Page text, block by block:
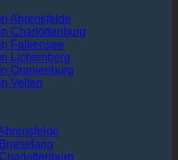
Ahrensfelde
Charlottenburg
Falkensee
Lichtenberg
Oranienburg
Velten